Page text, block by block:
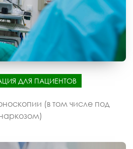
ДЛЯ ПАЦИЕНТОВ
(в том числе под